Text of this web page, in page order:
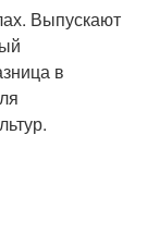
Выпускают
в